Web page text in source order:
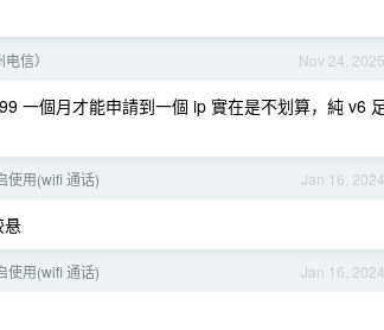
Nov 24, 2025
信）
一個月才能申請到一個 ip 實在是不划算，純 v6
Jan 16, 2024
使用(wifi 通话)
悬
Jan 16, 2024
使用(wifi 通话)